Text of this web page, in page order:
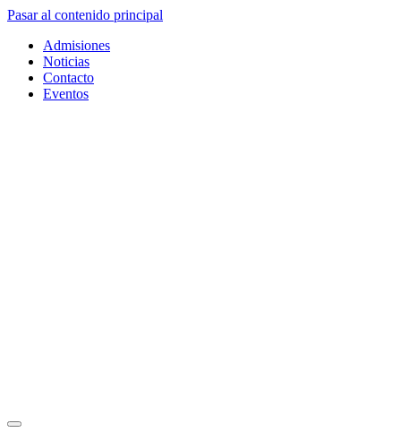
Pasar al contenido principal
Admisiones
Noticias
Contacto
Eventos